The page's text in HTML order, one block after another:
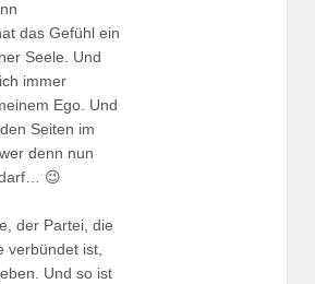
das Gefühl ein
Seele. Und
immer
Ego. Und
Seiten im
denn nun
😉
der Partei, die
verbündet ist,
Und so ist